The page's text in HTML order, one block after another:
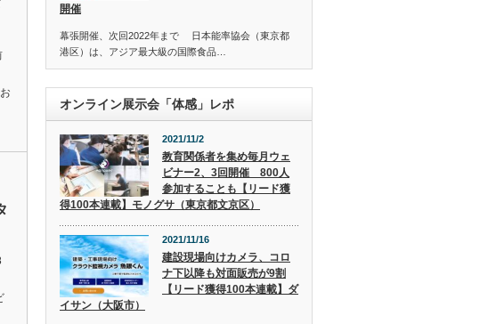
開催
幕張開催、次回2022年まで 日本能率協会（東京都
港区）は、アジア最大級の国際食品…
オンライン展示会「体感」レポ
2021/11/2
教育関係者を集め毎月ウェ
ビナー2、3回開催 800人
参加することも【リード獲
得100本連載】モノグサ（東京都文京区）
2021/11/16
建設現場向けカメラ、コロ
ナ下以降も対面販売が9割
【リード獲得100本連載】ダ
イサン（大阪市）